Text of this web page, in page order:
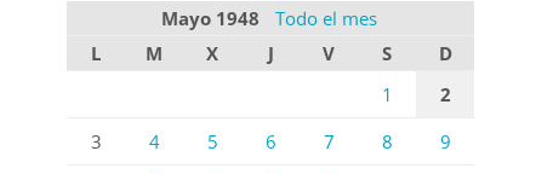
Mayo 1948
Todo el mes
L
M X J V S
D
1
2
3
4 5 6 7 8
9